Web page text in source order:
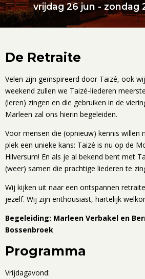
vrijdag 26 jun - zondag
De Retraite
Velen zijn geïnspireerd door Taizé, ook
weekend zullen we Taizé-liederen
(leren) zingen en die gebruiken in de
Marleen zal ons hierin begeleiden.
Voor mensen die (opnieuw) kennis willen
plek een unieke kans: Taizé is nu op de
Hilversum! En als je al bekend bent met
(weer) samen die prachtige liederen te
Wij kijken uit naar een ontspannen
jezelf. Wij zijn enthousiast, hartelijk
Begeleiding: Marleen Verbakel en
Bossenbroek
Programma
Vrijdagavond: